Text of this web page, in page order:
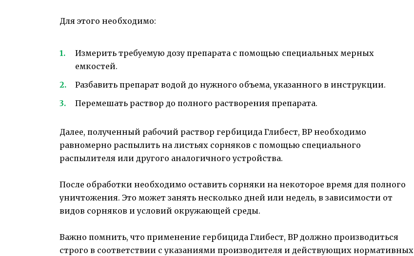
Для этого необходимо:
Измерить требуемую дозу препарата с помощью специальных мерных
емкостей.
Разбавить препарат водой до нужного объема, указанного в инструкции.
Перемешать раствор до полного растворения препарата.
Далее, полученный рабочий раствор гербицида Глибест, ВР необходимо
равномерно распылить на листьях сорняков с помощью специального
распылителя или другого аналогичного устройства.
После обработки необходимо оставить сорняки на некоторое время для полного
уничтожения. Это может занять несколько дней или недель, в зависимости от
видов сорняков и условий окружающей среды.
Важно помнить, что применение гербицида Глибест, ВР должно производиться
строго в соответствии с указаниями производителя и действующих нормативных